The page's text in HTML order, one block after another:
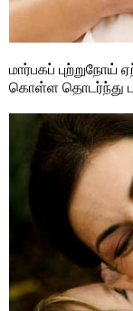
மார்பகப் புற்றுநோய்
கொள்ள தொடர்ந்து